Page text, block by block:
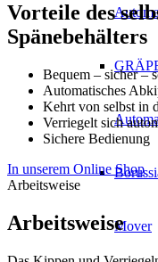
Mover
Vorteile des
Spänebehälters
Bequem – sicher –
Automatisches
Kehrt von selbst in
Verriegelt sich
Sichere Bedienung
In unserem Online Shop
Arbeitsweise
Arbeitsweise